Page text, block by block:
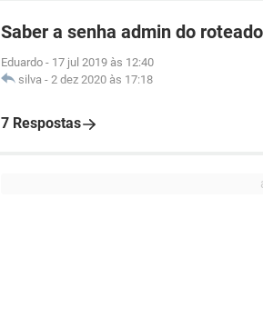
Saber a senha admin do
Eduardo - 17 jul 2019 às 12:40
silva - 2 dez 2020 às 17:18
7 Respostas